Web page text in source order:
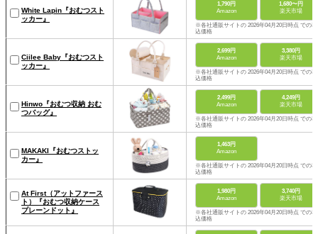
White Lapin『おむつスト
ッカー』
1,790円
Amazon
1,680〜円
楽天市場
※各社通販サイトの 2026年04月20日時点 での税
込価格
Ciilee Baby『おむつスト
ッカー』
2,699円
Amazon
3,380円
楽天市場
※各社通販サイトの 2026年04月20日時点 での税
込価格
Hinwo『おむつ収納 おむ
つバッグ』
2,499円
Amazon
4,249円
楽天市場
※各社通販サイトの 2026年04月20日時点 での税
込価格
MAKAKI『おむつストッ
カー』
1,463円
Amazon
※各社通販サイトの 2026年04月20日時点 での税
込価格
At First（アットファース
ト）『おむつ収納ケース
プレーンドット』
1,980円
Amazon
3,740円
楽天市場
※各社通販サイトの 2026年04月20日時点 での税
込価格